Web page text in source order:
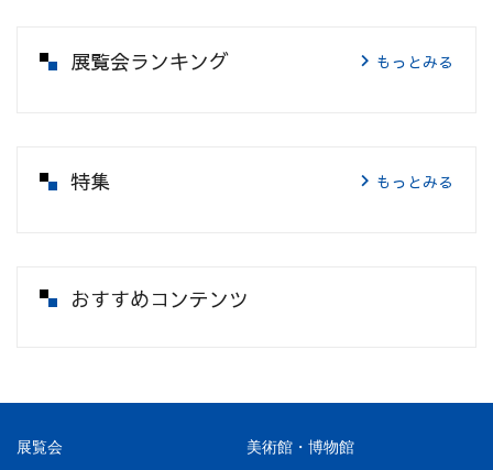
展覧会ランキング もっとみる
特集 もっとみる
おすすめコンテンツ
展覧会 美術館・博物館